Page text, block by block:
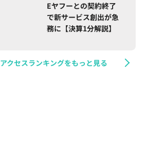
Eヤフーとの契約終了
で新サービス創出が急
務に【決算1分解説】
アクセスランキングをもっと見る